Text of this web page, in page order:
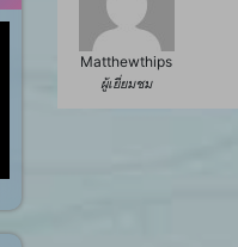
Matthewthips
ผู้เยี่ยมชม